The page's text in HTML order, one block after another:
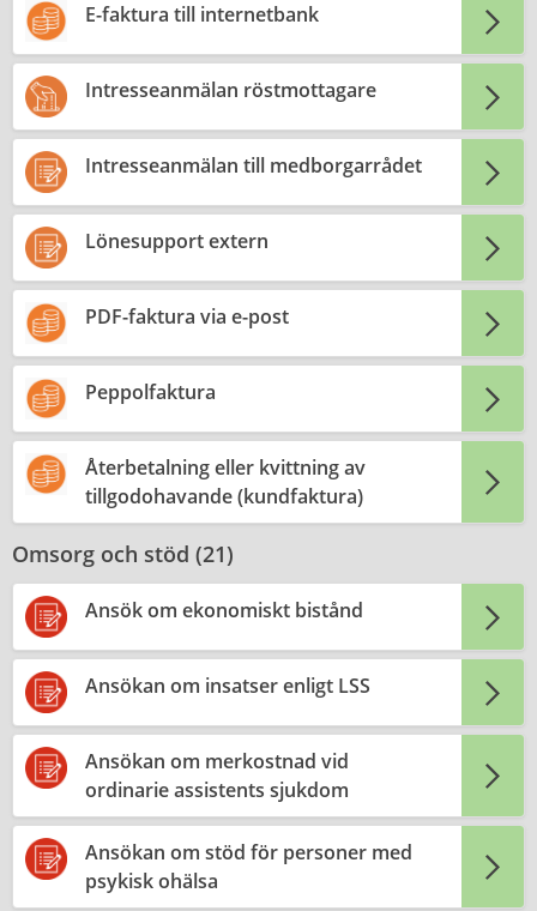
E-faktura till internetbank
Intresseanmälan röstmottagare
Intresseanmälan till medborgarrådet
Lönesupport extern
PDF-faktura via e-post
Peppolfaktura
Återbetalning eller kvittning av
tillgodohavande (kundfaktura)
Omsorg och stöd (21)
Ansök om ekonomiskt bistånd
Ansökan om insatser enligt LSS
Ansökan om merkostnad vid
ordinarie assistents sjukdom
Ansökan om stöd för personer med
psykisk ohälsa